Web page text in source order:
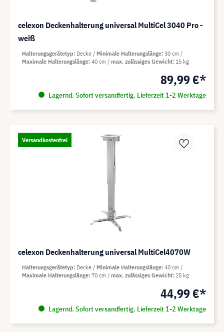
celexon Deckenhalterung universal MultiCel 3040 Pro -
weiß
89,99 €*
Lagernd. Sofort versandfertig. Lieferzeit 1-2 Werktage
Halterungsgerätetyp Decke Minimale Halterungslänge 30 cm
Maximale Halterungslänge 40 cm max. zulässiges Gewicht 15 kg
Versandkostenfrei
celexon Deckenhalterung universal MultiCel4070W
44,99 €*
Lagernd. Sofort versandfertig. Lieferzeit 1-2 Werktage
Halterungsgerätetyp Decke Minimale Halterungslänge 40 cm
Maximale Halterungslänge 70 cm max. zulässiges Gewicht 25 kg